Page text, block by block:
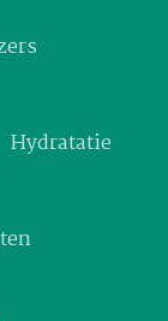
Hydratatie